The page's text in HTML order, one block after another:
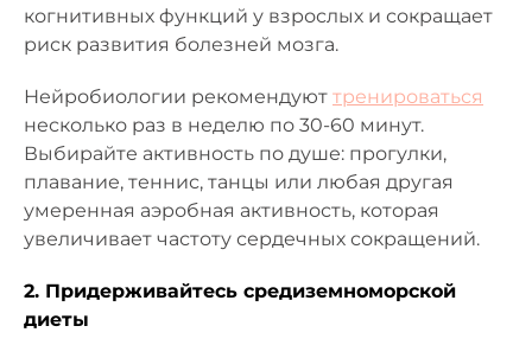
когнитивных функций у взрослых и сокращает
риск развития болезней мозга.
Нейробиологии рекомендуют тренироваться
несколько раз в неделю по 30-60 минут.
Выбирайте активность по душе: прогулки,
плавание, теннис, танцы или любая другая
умеренная аэробная активность, которая
увеличивает частоту сердечных сокращений.
2. Придерживайтесь средиземноморской
диеты